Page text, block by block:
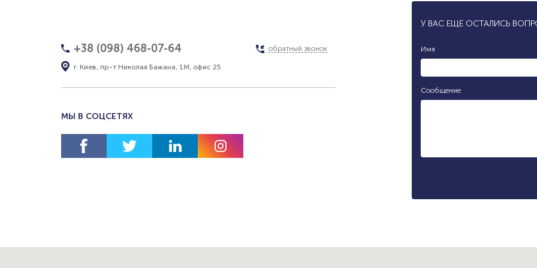
+38 (098) 468-07-64
г. Киев, пр-т Николая Бажана, 1М, офис 25
обратный звонок
МЫ В СОЦСЕТЯХ
У ВАС ЕЩЕ ОСТАЛИСЬ
Имя
Сообщение